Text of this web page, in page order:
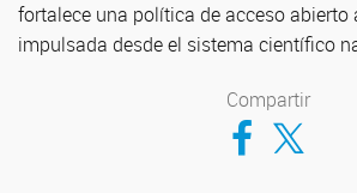
fortalece una política de acceso
impulsada desde el sistema científico
Compartir
Compartir en
Compartir en